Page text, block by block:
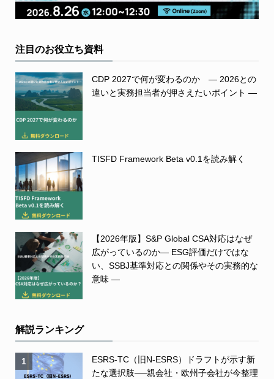
注目のお役立ち資料
CDP 2027で何が変わるのか ― 2026との
違いと実務担当者が押さえたいポイント ―
TISFD Framework Beta v0.1を読み解く
【2026年版】S&P Global CSA対応はなぜ
広がっているのか― ESG評価だけではな
い、SSBJ基準対応との関係やその実務的な
意味 ―
解説ランキング
1
ESRS-TC（旧N-ESRS）ドラフトが示す新
たな選択肢──親会社・欧州子会社が今整理